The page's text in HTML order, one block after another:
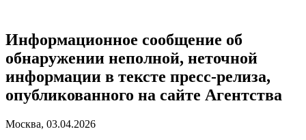
Информационное сообщение об
обнаружении неполной, неточной
информации в тексте пресс-релиза,
опубликованного на сайте Агентства
Москва, 03.04.2026